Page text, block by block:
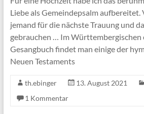
Liebe als Gemeindepsalm aufbereitet.
jemand für die nächste Trauung und
gebrauchen … Im Württembergischen
Gesangbuch findet man einige der
Neuen Testaments
th.ebinger 13. August 2021
1 Kommentar